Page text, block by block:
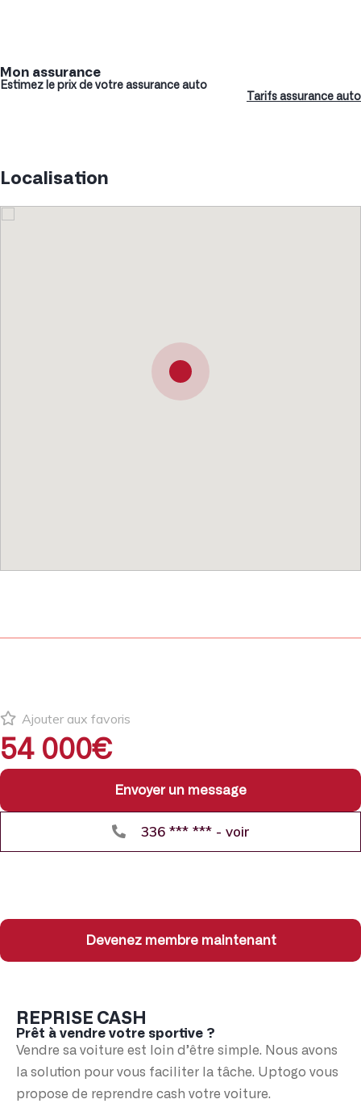
Mon assurance
Estimez le prix de votre assurance auto
Tarifs assurance auto
Localisation
Ajouter aux favoris
54 000€
Envoyer un message
336 *** *** - voir
Devenez membre maintenant
REPRISE CASH
Prêt à vendre votre sportive ?
Vendre sa voiture est loin d’être simple. Nous avons
la solution pour vous faciliter la tâche. Uptogo vous
propose de reprendre cash votre voiture.